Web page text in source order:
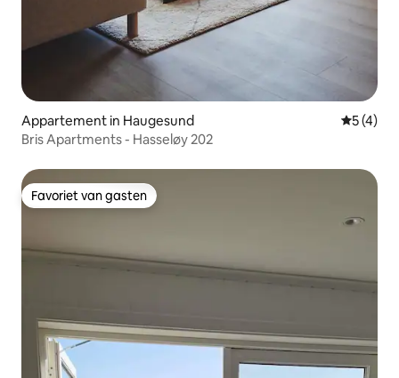
Appartement in Haugesund
5 (4)
Bris Apartments - Hasseløy 202
Favoriet van gasten
Favoriet van gasten